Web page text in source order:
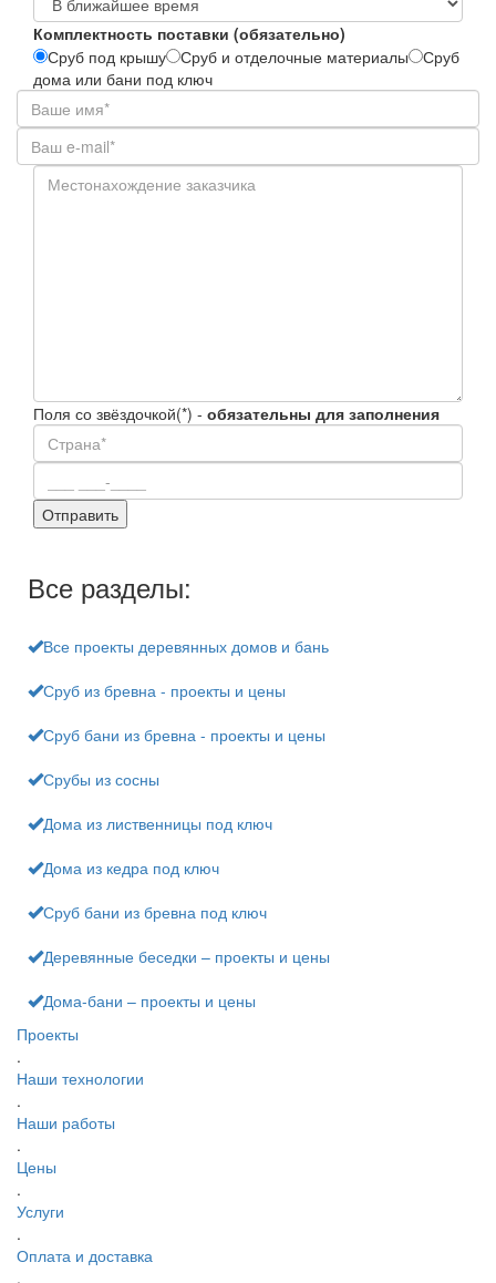
Комплектность поставки (обязательно)
Сруб под крышу
Сруб и отделочные материалы
Сруб
дома или бани под ключ
Поля со звёздочкой(*) - обязательны для заполнения
Все разделы:
Все проекты деревянных домов и бань
Сруб из бревна - проекты и цены
Сруб бани из бревна - проекты и цены
Срубы из сосны
Дома из лиственницы под ключ
Дома из кедра под ключ
Сруб бани из бревна под ключ
Деревянные беседки – проекты и цены
Дома-бани – проекты и цены
Проекты
.
Наши технологии
.
Наши работы
.
Цены
.
Услуги
.
Оплата и доставка
.